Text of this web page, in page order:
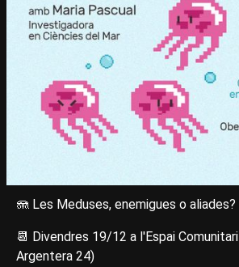
🪼 Les Meduses, enemigues o aliades?
📆 Divendres 19/12 a l'Espai
Argentera 24)